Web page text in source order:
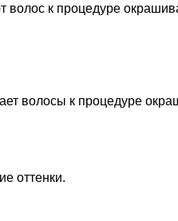
волос к процедуре
волосы к процедуре
оттенки.